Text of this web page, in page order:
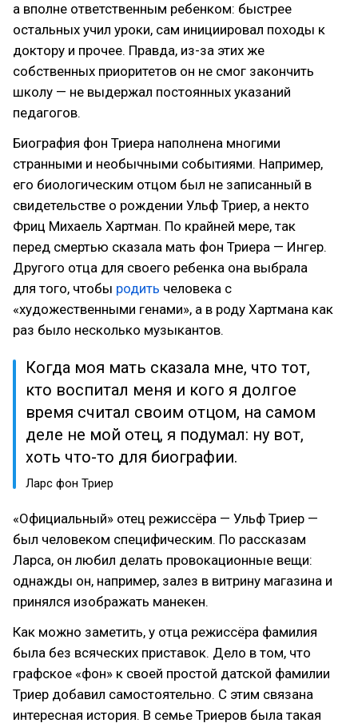
а вполне ответственным ребенком: быстрее
остальных учил уроки, сам инициировал походы к
доктору и прочее. Правда, из-за этих же
собственных приоритетов он не смог закончить
школу — не выдержал постоянных указаний
педагогов.
Биография фон Триера наполнена многими
странными и необычными событиями. Например,
его биологическим отцом был не записанный в
свидетельстве о рождении Ульф Триер, а некто
Фриц Михаель Хартман. По крайней мере, так
перед смертью сказала мать фон Триера — Ингер.
Другого отца для своего ребенка она выбрала
для того, чтобы родить человека с
«художественными генами», а в роду Хартмана как
раз было несколько музыкантов.
Когда моя мать сказала мне, что тот,
кто воспитал меня и кого я долгое
время считал своим отцом, на самом
деле не мой отец, я подумал: ну вот,
хоть что-то для биографии.
Ларс фон Триер
«Официальный» отец режиссёра — Ульф Триер —
был человеком специфическим. По рассказам
Ларса, он любил делать провокационные вещи:
однажды он, например, залез в витрину магазина и
принялся изображать манекен.
Как можно заметить, у отца режиссёра фамилия
была без всяческих приставок. Дело в том, что
графское «фон» к своей простой датской фамилии
Триер добавил самостоятельно. С этим связана
интересная история. В семье Триеров была такая